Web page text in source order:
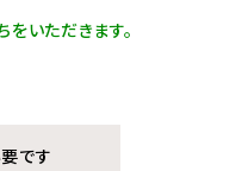
いただきます。
です